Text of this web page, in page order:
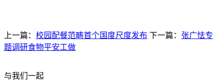
上一篇： 校园配餐范畴首个国度尺度发布 下一篇： 张广怯专
题调研食物平安工做
与我们一起